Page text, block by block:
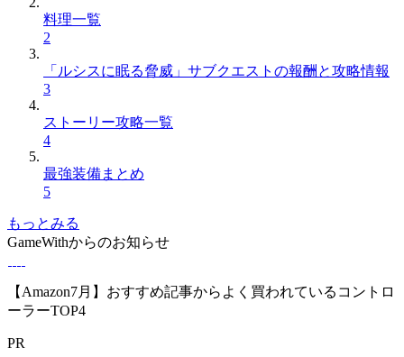
料理一覧
2
「ルシスに眠る脅威」サブクエストの報酬と攻略情報
3
ストーリー攻略一覧
4
最強装備まとめ
5
もっとみる
GameWithからのお知らせ
【Amazon7月】おすすめ記事からよく買われているコントロ
ーラーTOP4
PR